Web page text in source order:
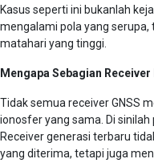
Kasus seperti ini bukanlah
mengalami pola yang
matahari yang tinggi.
Mengapa Sebagian
Tidak semua receiver GNSS
ionosfer yang sama. Di
Receiver generasi terbaru
yang diterima, tetapi juga